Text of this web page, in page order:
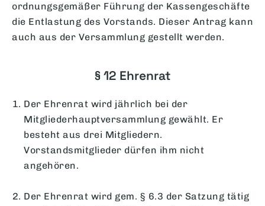
ordnungsgemäßer Führung der Kassengeschäfte
die Entlastung des Vorstands. Dieser Antrag kann
auch aus der Versammlung gestellt werden.
§ 12 Ehrenrat
Der Ehrenrat wird jährlich bei der
Mitgliederhauptversammlung gewählt. Er
besteht aus drei Mitgliedern.
Vorstandsmitglieder dürfen ihm nicht
angehören.
Der Ehrenrat wird gem. § 6.3 der Satzung tätig